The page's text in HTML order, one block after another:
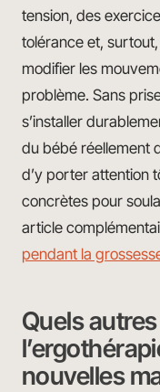
tension, des
tolérance et,
modifier les
problème. Sans
s’installer
du bébé réellement
d’y porter attention
concrètes pour
article
pendant la
Quels
nouvelles